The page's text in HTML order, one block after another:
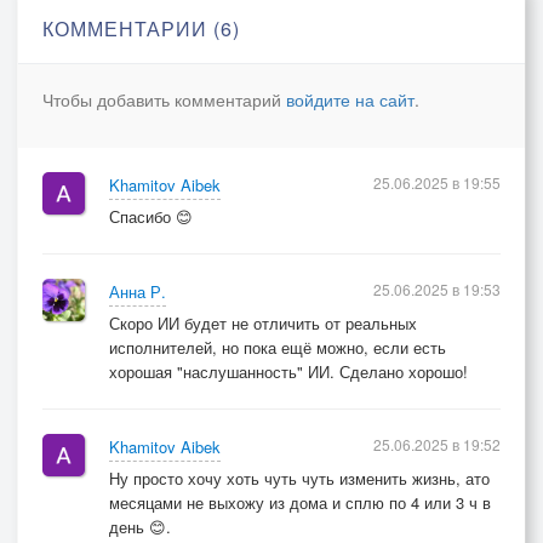
А пока просто с луной веду свой бред.
Может, это я не такой, как все?
Просто ночь и я — в одной темноте.
Луна молчит, а я ей шепчу:
"Если честно — я больше не лечу."
Но вдруг, со временем, я найду
Что-то своё, хоть в этом аду.
КОММЕНТАРИИ (6)
Чтобы добавить комментарий войдите на сайт.
Khamitov Aibek
Спасибо 😊
25.06.2025 в 19:55
Анна Р.
Скоро ИИ будет не отличить от реальных
исполнителей, но пока ещё можно, если есть
хорошая "наслушанность" ИИ. Сделано хорошо!
25.06.2025 в 19:53
Khamitov Aibek
Ну просто хочу хоть чуть чуть изменить жизнь, ато
месяцами не выхожу из дома и сплю по 4 или 3 ч в
день 😊.
25.06.2025 в 19:52